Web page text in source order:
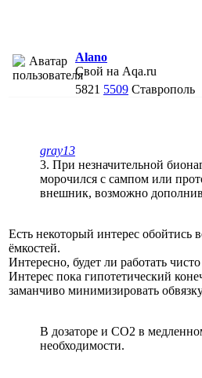
Alano
Свой на Aqa.ru
5821 5509 Ставрополь
gray13
3. При незначительной
морочился с сампом или
внешник, возможно
Есть некоторый интерес обойтись
ёмкостей.
Интересно, будет ли работать
Интерес пока гипотетический
заманчиво минимизировать
В дозаторе и СО2 в
необходимости.